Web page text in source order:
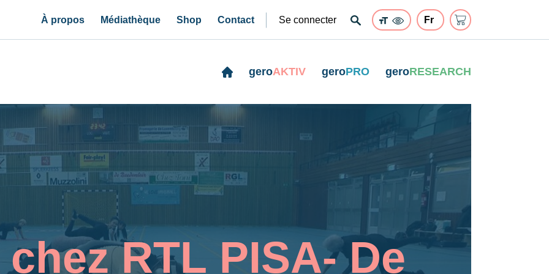
À propos Médiathèque Shop Contact Se connecter
geroAKTIV geroPRO geroRESEARCH
chez RTL PISA- De